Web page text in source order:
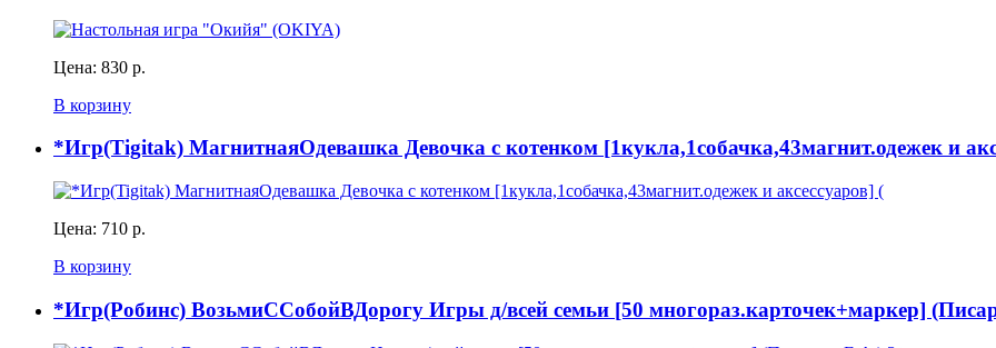
Цена: 830 р.
В корзину
*Игр(Tigitak) МагнитнаяОдевашка Девочка с котенком [1кукла,1собачка,43магнит.одежек и
Цена: 710 р.
В корзину
*Игр(Робинс) ВозьмиССобойВДорогу Игры д/всей семьи [50 многораз.карточек+маркер]